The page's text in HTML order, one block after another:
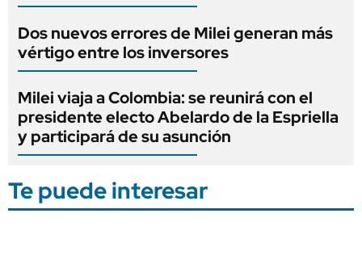
Dos nuevos errores de Milei generan más
vértigo entre los inversores
Milei viaja a Colombia: se reunirá con el
presidente electo Abelardo de la Espriella
y participará de su asunción
Te puede interesar